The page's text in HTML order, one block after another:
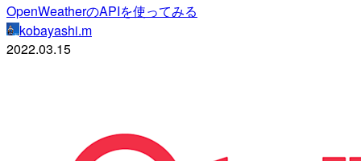
OpenWeatherのAPIを使ってみる
kobayashi.m
2022.03.15